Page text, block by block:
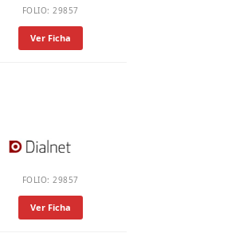
FOLIO: 29857
Ver Ficha
FOLIO: 29857
Ver Ficha